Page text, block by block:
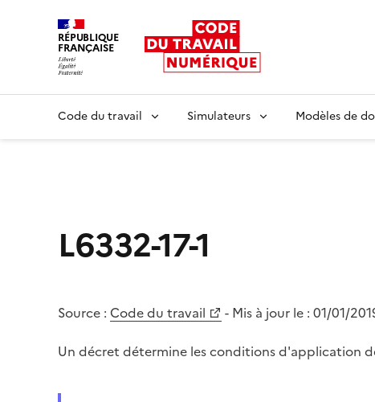
RÉPUBLIQUE
FRANÇAISE
Code du travail Simulateurs Modèles de
L6332-17-1
Source : Code du travail - Mis à jour le : 01/01/
Un décret détermine les conditions d'application